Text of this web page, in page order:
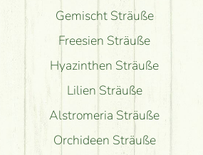
Gemischt Sträuße
Freesien Sträuße
Hyazinthen Sträuße
Lilien Sträuße
Alstromeria Sträuße
Orchideen Sträuße